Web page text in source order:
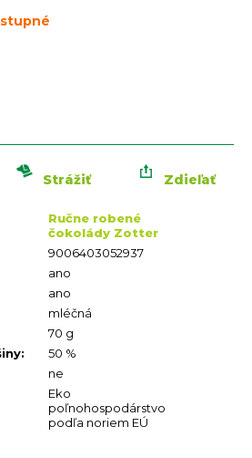
Ručne robené
čokolády Zotter
9006403052937
ano
ano
mléčná
70 g
:
50 %
ne
Eko
poľnohospodárstvo
podľa noriem EÚ
Strážiť Zdieľať